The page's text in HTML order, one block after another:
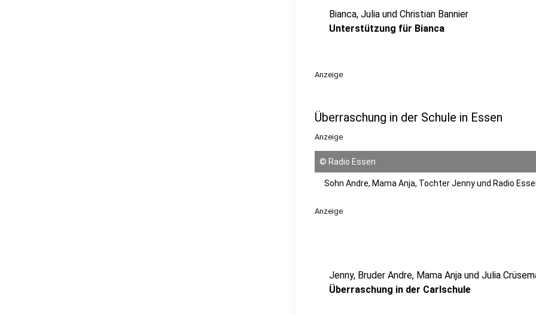
Bianca, Julia und Christian Bannier
Unterstützung für Bianca
Anzeige
Überraschung in der Schule in Essen
Anzeige
© Radio Essen
Sohn Andre, Mama Anja, Tochter Jenny und Radio
Anzeige
Jenny, Bruder Andre, Mama Anja und Julia
Überraschung in der Carlschule